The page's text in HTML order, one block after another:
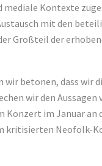
mediale Kontexte
mit den
Großteil der
wir betonen, dass wir
wir den
Konzert im Januar
kritisierten Neofolk-